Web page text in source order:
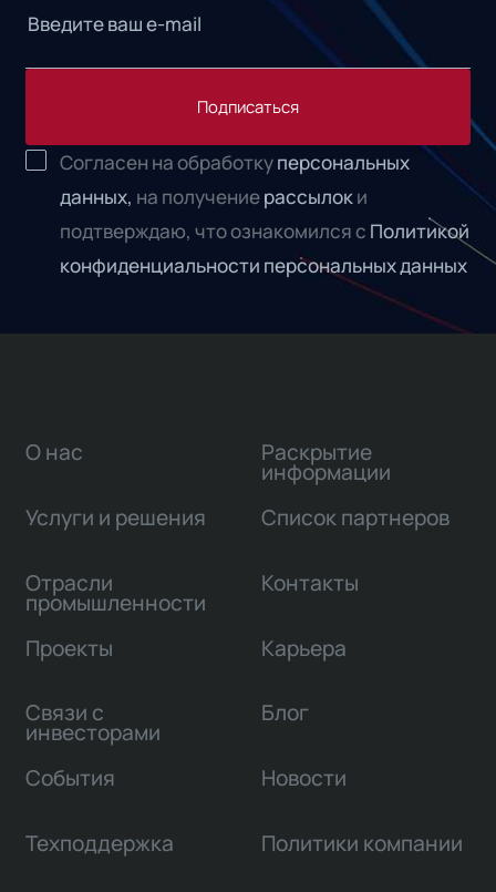
Подписаться
Согласен на обработкуперсональных
данных, на получениерассылоки
подтверждаю, что ознакомился с Политикой
конфиденциальности персональных данных
О нас
Услуги и решения
Отрасли
промышленности
Проекты
Связи с
инвесторами
Раскрытие
информации
Список партнеров
Контакты
Карьера
Блог
События Новости
Техподдержка Политики компании